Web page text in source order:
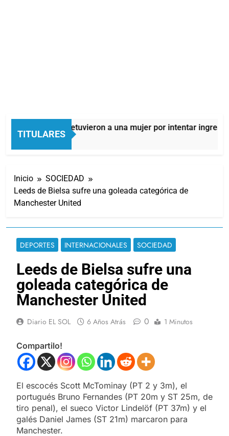
TITULARES
Quilmes: detuvieron a una mujer por intentar
11 Horas Atrás
Inicio
SOCIEDAD
Leeds de Bielsa sufre una goleada categórica de
Manchester United
DEPORTES INTERNACIONALES SOCIEDAD
Leeds de Bielsa sufre una
goleada categórica de
Manchester United
Diario EL SOL 6 Años Atrás 0 1 Minutos
Compartilo!
El escocés Scott McTominay (PT 2 y 3m), el
portugués Bruno Fernandes (PT 20m y ST 25m, de
tiro penal), el sueco Victor Lindelöf (PT 37m) y el
galés Daniel James (ST 21m) marcaron para
Manchester.